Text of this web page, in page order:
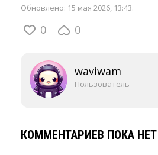
Обновлено: 15 мая 2026, 13:43.
0 0
waviwam
Пользователь
КОММЕНТАРИЕВ ПОКА НЕТ